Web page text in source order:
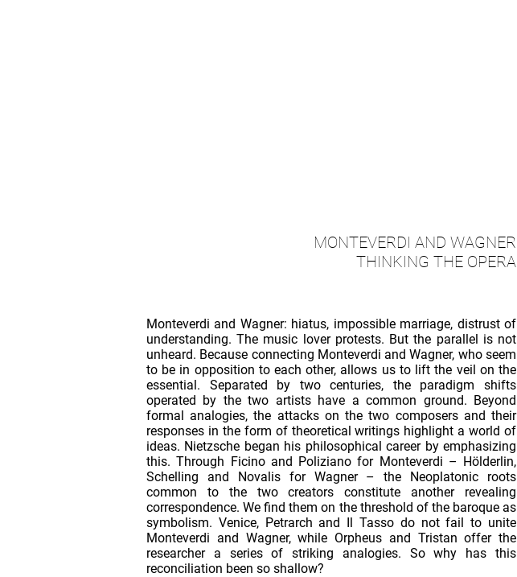
MONTEVERDI AND WAGNER
THINKING THE OPERA
Monteverdi and Wagner: hiatus, impossible marriage, distrust of
understanding. The music lover protests. But the parallel is not
unheard. Because connecting Monteverdi and Wagner, who seem
to be in opposition to each other, allows us to lift the veil on the
essential. Separated by two centuries, the paradigm shifts
operated by the two artists have a common ground. Beyond
formal analogies, the attacks on the two composers and their
responses in the form of theoretical writings highlight a world of
ideas. Nietzsche began his philosophical career by emphasizing
this. Through Ficino and Poliziano for Monteverdi – Hölderlin,
Schelling and Novalis for Wagner – the Neoplatonic roots
common to the two creators constitute another revealing
correspondence. We find them on the threshold of the baroque as
symbolism. Venice, Petrarch and Il Tasso do not fail to unite
Monteverdi and Wagner, while Orpheus and Tristan offer the
researcher a series of striking analogies. So why has this
reconciliation been so shallow?